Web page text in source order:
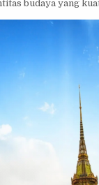
budaya yang